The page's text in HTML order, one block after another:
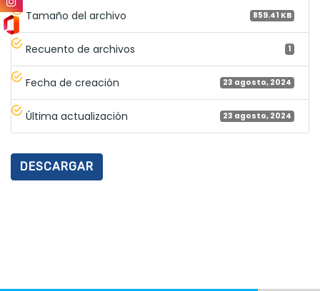
Tamaño del archivo 859.41 KB
Recuento de archivos 1
Fecha de creación 23 agosto, 2024
Última actualización 23 agosto, 2024
DESCARGAR